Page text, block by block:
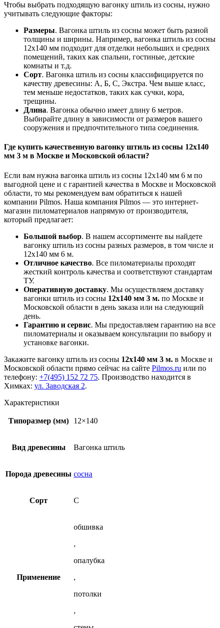
Чтобы выбрать подходящую вагонку штиль из сосны, нужно
учитывать следующие факторы:
Размеры. Вагонка штиль из сосны может быть разной
толщины и ширины. Например, вагонка штиль из сосны
12х140 мм подходит для отделки небольших и средних
помещений, таких как спальни, гостиные, детские
комнаты и т.д.
Сорт. Вагонка штиль из сосны классифицируется по
качеству древесины: А, Б, С, Экстра. Чем выше класс,
тем меньше недостатков, таких как сучки, кора,
трещины.
Длина. Вагонка обычно имеет длину 6 метров.
Выбирайте длину в зависимости от размеров вашего
сооружения и предпочтительного типа соединения.
Где купить качественную вагонку штиль из сосны 12х140
мм 3 м в Москве и Московской области?
Если вам нужна вагонка штиль из сосны 12х140 мм 6 м по
выгодной цене и с гарантией качества в Москве и Московской
области, то мы рекомендуем вам обратиться к нашей
компании Pilmos. Наша компания Pilmos — это интернет-
магазин пиломатериалов напрямую от производителя,
который предлагает:
Большой выбор. В нашем ассортименте вы найдете
вагонку штиль из сосны разных размеров, в том числе и
12х140 мм 6 м.
Отличное качество. Все пиломатериалы проходят
жесткий контроль качества и соответствуют стандартам
ТУ.
Оперативную доставку. Мы осуществляем доставку
вагонки штиль из сосны 12х140 мм 3 м. по Москве и
Московской области в день заказа или на следующий
день.
Гарантию и сервис. Мы предоставляем гарантию на все
пиломатериалы и оказываем консультации по выбору и
установке вагонки.
Закажите вагонку штиль из сосны 12х140 мм 3 м. в Москве и
Московской области прямо сейчас на сайте Pilmos.ru или по
телефону: +7(495) 152 72 75. Производство находится в
Химках: ул. Заводская 2.
Характеристики
Типоразмер (мм) 12×140
Вид древесины Вагонка штиль
Порода древесины сосна
Сорт С
Применение
обшивка
,
опалубка
,
потолки
,